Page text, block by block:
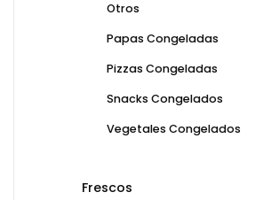
Otros
Papas Congeladas
Pizzas Congeladas
Snacks Congelados
Vegetales Congelados
Frescos